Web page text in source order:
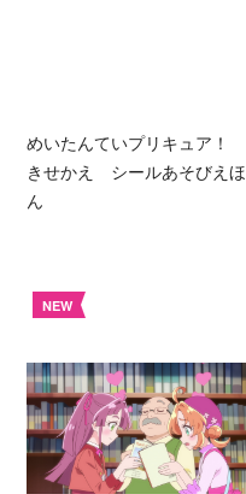
めいたんていプリキュア！
きせかえ シールあそびえほ
ん
NEW